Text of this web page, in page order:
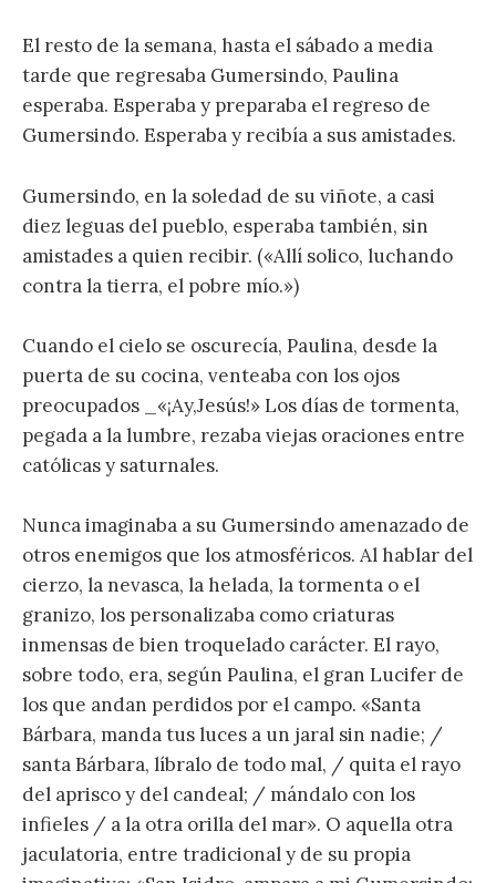
El resto de la semana, hasta el sábado a media
tarde que regresaba Gumersindo, Paulina
esperaba. Esperaba y preparaba el regreso de
Gumersindo. Esperaba y recibía a sus amistades.
Gumersindo, en la soledad de su viñote, a casi
diez leguas del pueblo, esperaba también, sin
amistades a quien recibir. («Allí solico, luchando
contra la tierra, el pobre mío.»)
Cuando el cielo se oscurecía, Paulina, desde la
puerta de su cocina, venteaba con los ojos
preocupados _«¡Ay,Jesús!» Los días de tormenta,
pegada a la lumbre, rezaba viejas oraciones entre
católicas y saturnales.
Nunca imaginaba a su Gumersindo amenazado de
otros enemigos que los atmosféricos. Al hablar del
cierzo, la nevasca, la helada, la tormenta o el
granizo, los personalizaba como criaturas
inmensas de bien troquelado carácter. El rayo,
sobre todo, era, según Paulina, el gran Lucifer de
los que andan perdidos por el campo. «Santa
Bárbara, manda tus luces a un jaral sin nadie; /
santa Bárbara, líbralo de todo mal, / quita el rayo
del aprisco y del candeal; / mándalo con los
infieles / a la otra orilla del mar». O aquella otra
jaculatoria, entre tradicional y de su propia